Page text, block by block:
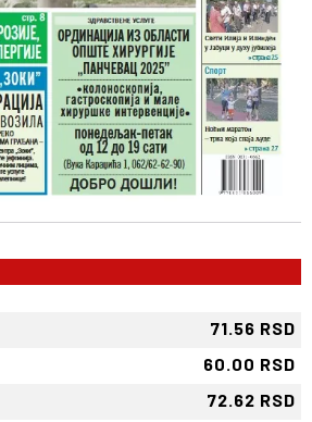
71.56 RSD
60.00 RSD
72.62 RSD